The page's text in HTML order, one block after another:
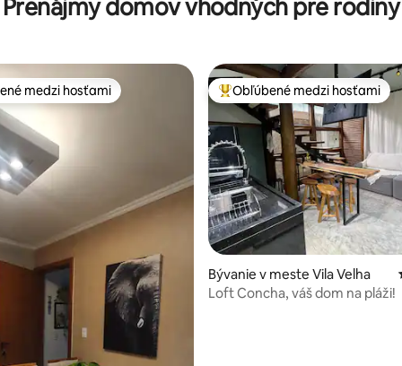
Prenájmy domov vhodných pre rodiny
medzi hosťami
medzi hosťami Najobľúbenejšie medzi hosťami
Obľúbené medzi hosťami
Bývanie v meste Vila Velha
Loft Concha, váš dom na pláži!